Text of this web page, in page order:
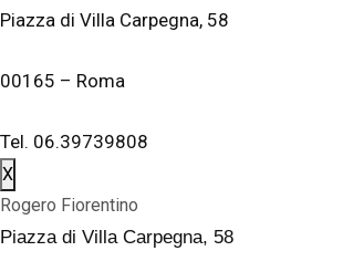
Piazza di Villa Carpegna, 58
00165 – Roma
Tel. 06.39739808
X
Rogero Fiorentino
Piazza di Villa Carpegna, 58